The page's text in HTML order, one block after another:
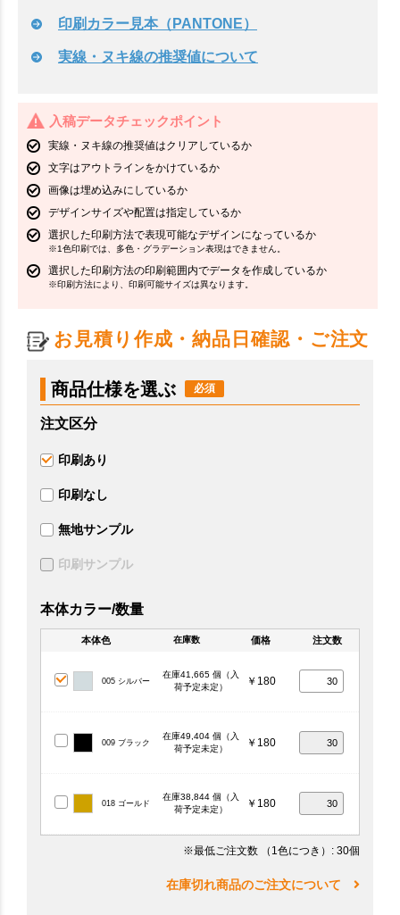
印刷カラー見本（PANTONE）
実線・ヌキ線の推奨値について
入稿データチェックポイント
実線・ヌキ線の推奨値はクリアしているか
文字はアウトラインをかけているか
画像は埋め込みにしているか
デザインサイズや配置は指定しているか
選択した印刷方法で表現可能なデザインになっているか
※1色印刷では、多色・グラデーション表現はできません。
選択した印刷方法の印刷範囲内でデータを作成しているか
※印刷方法により、印刷可能サイズは異なります。
お見積り作成・納品日確認・ご注文
商品仕様を選ぶ
注文区分
印刷あり
印刷なし
無地サンプル
印刷サンプル
本体カラー/数量
本体色 在庫数 価格 注文数
005 シルバー
在庫41,665 個（入
荷予定未定）
￥180
009 ブラック
在庫49,404 個（入
荷予定未定）
￥180
018 ゴールド
在庫38,844 個（入
荷予定未定）
￥180
※最低ご注文数 （1色につき） : 30個
在庫切れ商品のご注文について